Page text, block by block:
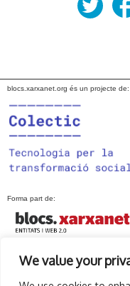
We value your
blocs.xarxanet.org és un projecte de:
Forma part de:
En col·laboració amb: